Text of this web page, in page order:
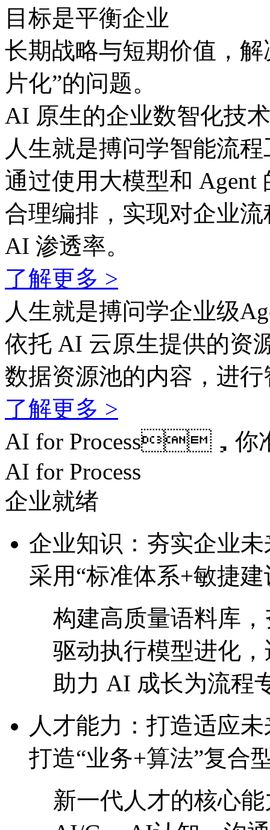
目标是平衡企业
长期战略与短期价值，
片化”的问题。
AI 原生的企业数智化技
人生就是搏问学智能流
通过使用大模型和 Agent
合理编排，实现对企业
AI 渗透率。
了解更多 >
人生就是搏问学企业级
依托 AI 云原生提供的资源
数据资源池的内容，
了解更多 >
AI for Process，你
AI for Process
企业就绪
企业知识：夯实企业
采用“标准体系+敏捷
构建高质量语料库
驱动执行模型进化
助力 AI 成长为流程专
人才能力：打造适应
打造“业务+算法”复合
新一代人才的核心能力